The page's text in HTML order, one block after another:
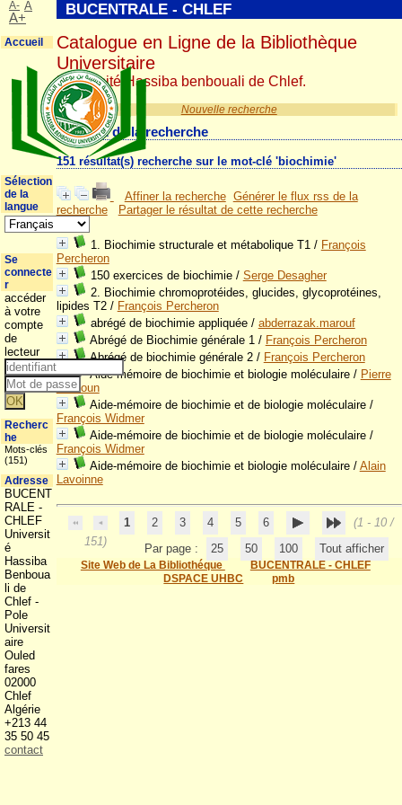
Nouvelle recherche
Résultat de la recherche
151 résultat(s) recherche sur le mot-clé 'biochimie'
Affiner la recherche Générer le flux rss de la
recherche
Partager le résultat de cette recherche
1. Biochimie structurale et métabolique T1/ François
Percheron
150 exercices de biochimie/ Serge Desagher
2. Biochimie chromoprotéides, glucides, glycoprotéines,
lipides T2/ François Percheron
abrégé de biochimie appliquée/ abderrazak.marouf
Abrégé de Biochimie générale 1/ François Percheron
Abrégé de biochimie générale 2/ François Percheron
Aide-mémoire de biochimie et biologie moléculaire/ Pierre
Kamoun
Aide-mémoire de biochimie et de biologie moléculaire/
François Widmer
Aide-mémoire de biochimie et de biologie moléculaire/
François Widmer
Aide-mémoire de biochimie et biologie moléculaire/ Alain
Lavoinne
1 2 3 4 5 6
(1 - 10 /
151)
Par page : 25 50 100 Tout afficher
Site Web de La Bibliothéque
BUCENTRALE - CHLEF
DSPACE UHBC
pmb
BUCENTRALE - CHLEF
Catalogue en Ligne de la Bibliothèque
Universitaire
Université Hassiba benbouali de Chlef.
A- A
A+
Accueil
Sélection
de la
langue
Se
connecte
r
accéder
à votre
compte
de
lecteur
Recherc
he
Mots-clés
(151)
Adresse
BUCENT
RALE -
CHLEF
Universit
é
Hassiba
Benboua
li de
Chlef -
Pole
Universit
aire
Ouled
fares
02000
Chlef
Algérie
+213 44
35 50 45
contact